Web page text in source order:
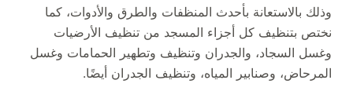
وذلك بالاستعانة بأحدث المنظفات والطرق والأدوات، كما
نختص بتنظيف كل أجزاء المسجد من تنظيف الأرضيات
وغسل السجاد، والجدران وتنظيف وتطهير الحمامات وغسل
المرحاض، وصنابير المياه، وتنظيف الجدران أيضًا.